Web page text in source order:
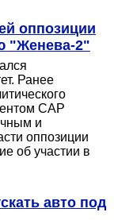
оппозиции
"Женева-2"
Ранее
САР
и
оппозиции
об участии в
авто под